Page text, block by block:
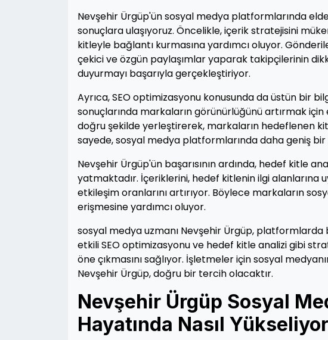
Nevşehir Ürgüp'ün sosyal medya platformlarında
sonuçlara ulaşıyoruz. Öncelikle, içerik stratejisini
kitleyle bağlantı kurmasına yardımcı oluyor.
çekici ve özgün paylaşımlar yaparak takipçilerinin
duyurmayı başarıyla gerçekleştiriyor.
Ayrıca, SEO optimizasyonu konusunda da üstün bir
sonuçlarında markaların görünürlüğünü artırmak
doğru şekilde yerleştirerek, markaların hedeflenen
sayede, sosyal medya platformlarında daha geniş
Nevşehir Ürgüp'ün başarısının ardında, hedef kitle
yatmaktadır. İçeriklerini, hedef kitlenin ilgi alanlarına
etkileşim oranlarını artırıyor. Böylece markaların
erişmesine yardımcı oluyor.
sosyal medya uzmanı Nevşehir Ürgüp, platformlarda
etkili SEO optimizasyonu ve hedef kitle analizi gibi
öne çıkmasını sağlıyor. İşletmeler için sosyal
Nevşehir Ürgüp, doğru bir tercih olacaktır.
Nevşehir Ürgüp Sosyal
Hayatında Nasıl